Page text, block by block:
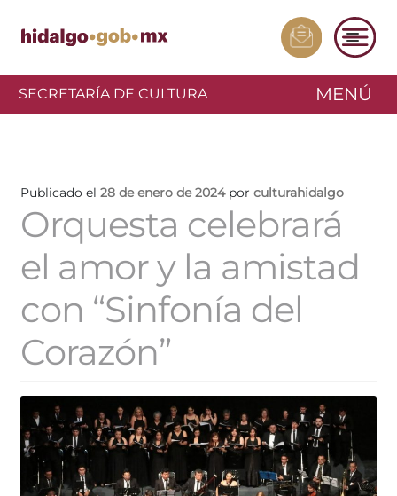
SECRETARÍA DE CULTURA MENÚ
Publicado el 28 de enero de 2024 por culturahidalgo
Orquesta celebrará
el amor y la amistad
con “Sinfonía del
Corazón”